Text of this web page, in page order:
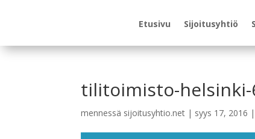
Etusivu Sijoitusyhtiö
tilitoimisto-helsinki-
mennessä sijoitusyhtio.net | syys 17, 2016 |